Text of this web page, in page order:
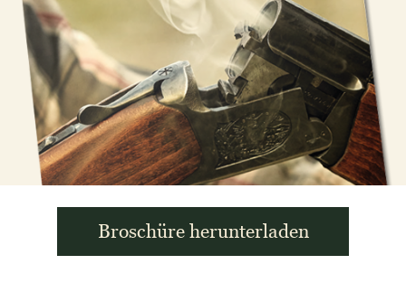
Broschüre herunterladen